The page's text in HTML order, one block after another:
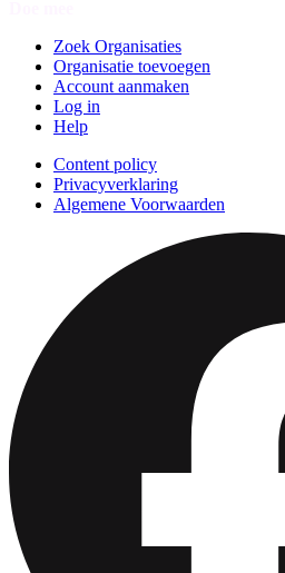
Zoek Organisaties
Organisatie toevoegen
Account aanmaken
Log in
Help
Content policy
Privacyverklaring
Algemene Voorwaarden